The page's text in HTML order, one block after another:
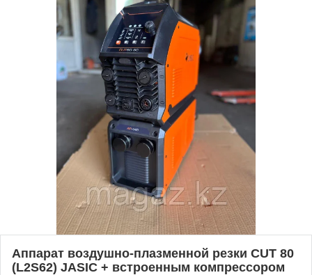
Аппарат воздушно-плазменной резки CUT 80
(L2S62) JASIC + встроенным компрессором